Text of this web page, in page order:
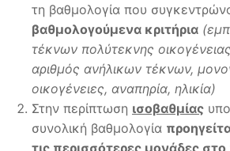
τη βαθμολογία που
βαθμολογούμενα κριτήρια
τέκνων πολύτεκνης
αριθμός ανήλικων τέκνων,
οικογένειες, αναπηρία, ηλικία)
Στην περίπτωση ισοβαθμίας
συνολική βαθμολογία
τις περισσότερες μονάδες